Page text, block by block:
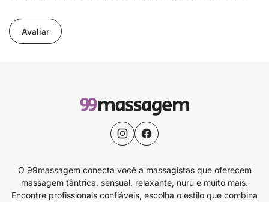
Avaliar
O 99massagem conecta você a massagistas que oferecem
massagem tântrica, sensual, relaxante, nuru e muito mais.
Encontre profissionais confiáveis, escolha o estilo que combina